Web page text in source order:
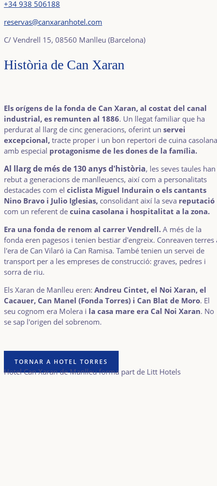
+34 938 506188
reservas@canxaranhotel.com
C/ Vendrell 15, 08560 Manlleu (Barcelona)
Història de Can Xaran
Els orígens de la fonda de Can Xaran, al costat del canal
industrial, es remunten al 1886. Un llegat familiar que ha
perdurat al llarg de cinc generacions, oferint un servei
excepcional, tracte proper i un bon repertori de cuina casolana
amb especial protagonisme de les dones de la família.
Al llarg de més de 130 anys d'història, les seves taules han
rebut a generacions de manlleuencs, així com a personalitats
destacades com el ciclista Miguel Indurain o els cantants
Nino Bravo i Julio Iglesias, consolidant així la seva reputació
com un referent de cuina casolana i hospitalitat a la zona.
Era una fonda de renom al carrer Vendrell. A més de la
fonda eren pagesos i tenien bestiar d'engreix. Conreaven terres
l'era de Can Vilaró ia Can Ramisa. També tenien un servei de
transport per a les empreses de construcció: graves, pedres i
sorra de riu.
Els Xaran de Manlleu eren: Andreu Cintet, el Noi Xaran, el
Cacauer, Can Manel (Fonda Torres) i Can Blat de Moro. El
seu cognom era Molera i la casa mare era Cal Noi Xaran. No
se sap l'origen del sobrenom.
TORNAR A HOTEL TORRES
Hotel Can Xaran de Manlleu forma part de Litt Hotels